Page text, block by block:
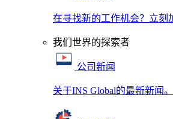
在寻找新的工作机会？立刻
我们世界的探索者
公司新闻
关于INS Global的最新新闻。